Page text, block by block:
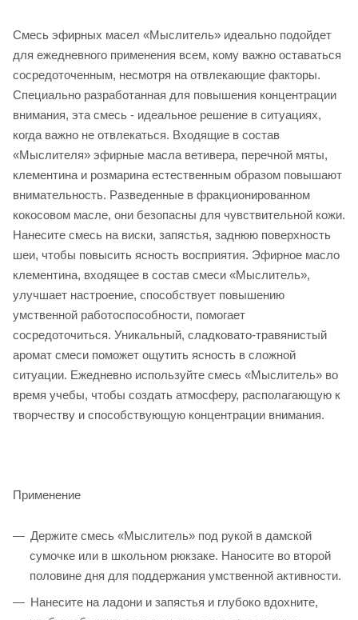
Смесь эфирных масел «Мыслитель» идеально подойдет
для ежедневного применения всем, кому важно оставаться
сосредоточенным, несмотря на отвлекающие факторы.
Специально разработанная для повышения концентрации
внимания, эта смесь - идеальное решение в ситуациях,
когда важно не отвлекаться. Входящие в состав
«Мыслителя» эфирные масла ветивера, перечной мяты,
клементина и розмарина естественным образом повышают
внимательность. Разведенные в фракционированном
кокосовом масле, они безопасны для чувствительной кожи.
Нанесите смесь на виски, запястья, заднюю поверхность
шеи, чтобы повысить ясность восприятия. Эфирное масло
клементина, входящее в состав смеси «Мыслитель»,
улучшает настроение, способствует повышению
умственной работоспособности, помогает
сосредоточиться. Уникальный, сладковато-травянистый
аромат смеси поможет ощутить ясность в сложной
ситуации. Ежедневно используйте смесь «Мыслитель» во
время учебы, чтобы создать атмосферу, располагающую к
творчеству и способствующую концентрации внимания.
Применение
Держите смесь «Мыслитель» под рукой в дамской
сумочке или в школьном рюкзаке. Наносите во второй
половине дня для поддержания умственной активности.
Нанесите на ладони и запястья и глубоко вдохните,